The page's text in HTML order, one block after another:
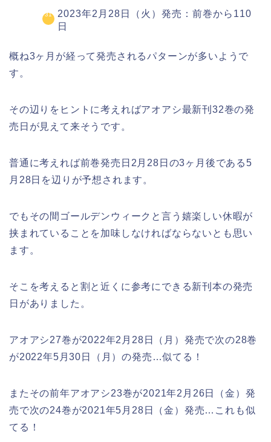
2023年2月28日（火）発売：前巻から110
日
概ね3ヶ月が経って発売されるパターンが多いようで
す。
その辺りをヒントに考えればアオアシ最新刊32巻の発
売日が見えて来そうです。
普通に考えれば前巻発売日2月28日の3ヶ月後である5
月28日を辺りが予想されます。
でもその間ゴールデンウィークと言う嬉楽しい休暇が
挟まれていることを加味しなければならないとも思い
ます。
そこを考えると割と近くに参考にできる新刊本の発売
日がありました。
アオアシ27巻が2022年2月28日（月）発売で次の28巻
が2022年5月30日（月）の発売…似てる！
またその前年アオアシ23巻が2021年2月26日（金）発
売で次の24巻が2021年5月28日（金）発売…これも似
てる！